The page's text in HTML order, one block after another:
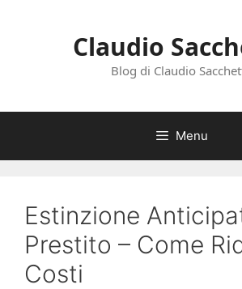
Claudio
Blog di Claudio
Menu
Estinzione
Prestito – Come
Costi